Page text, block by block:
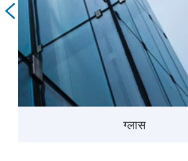
ग्लास
